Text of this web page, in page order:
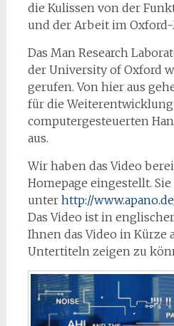
die Kulissen von der
und der Arbeit im
Das Man Research
der University of Oxford
gerufen. Von hier aus
für die Weiterentwicklung
computergesteuerten
aus.
Wir haben das Video
Homepage eingestellt.
unter http://
Das Video ist in
Ihnen das Video in Kürze
Untertiteln zeigen zu